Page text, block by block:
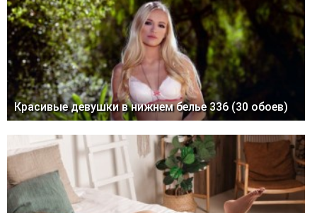
Красивые девушки в нижнем белье 336 (30 обоев)